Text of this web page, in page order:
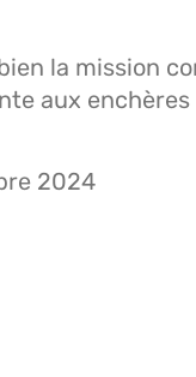
la mission
aux
2024